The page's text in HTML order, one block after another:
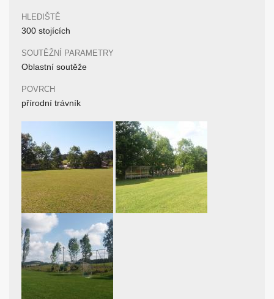
HLEDIŠTĚ
300 stojících
SOUTĚŽNÍ PARAMETRY
Oblastní soutěže
POVRCH
přírodní trávník